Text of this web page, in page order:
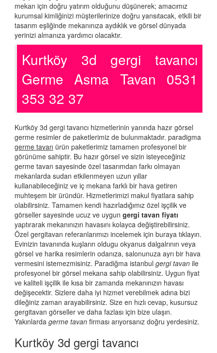
mekan için doğru yatırım olduğunu düşünerek; amacımız
kurumsal kimliğinizi müşterilerinize doğru yansıtacak, etkili bir
tasarım eşliğinde mekanınıza aydıklık ve görsel dünyada
yerinizi almanıza yardımcı olacaktır.
Kurtköy 3d gergi tavancı
Germe Asma Tavan 0531
353 32 37
Kurtköy 3d gergi tavancı hizmetlerinin yanında hazır görsel
germe resimler de paketlerimiz de bulunmaktadır. paradigma
germe tavan ürün paketlerimiz tamamen profesyonel bir
görünüme sahiptir. Bu hazır görsel ve sizin isteyeceğiniz
germe tavan sayesinde özel tasarımdan farkı olmayan
mekanlarda sudan etkilenmeyen uzun yıllar
kullanabileceğiniz ve iç mekana farklı bir hava getiren
muhteşem bir üründür. Hizmetlerimizi makul fiyatlara sahip
olabilirsiniz. Tamamen kendi hazırladığımız özel işçilik ve
görseller sayesinde ucuz ve uygun gergi tavan fiyatı
yaptırarak mekanınızın havasını kolayca değiştirebilirsiniz.
Özel gergitavan referanlarımızı incelemek için buraya tıklayın.
Evinizin tavanında kuşların oldugu okyanus dalgalrının veya
görsel ve harika resimlerin odanıza, salonunuza ayrı bir hava
vermesini istemezmisiniz. Paradiğma istanbul gergi tavan ile
profesyonel bir görsel mekana sahip olabilirsiniz. Uygun fiyat
ve kaliteli işçilik ile kısa bir zamanda mekanınızın havası
değişecektir. Sizlere daha iyi hizmet verebilmek adına bizi
dileğiniz zaman arayabilirsiniz. Size en hızlı cevap, kusursuz
gergitavan görseller ve daha fazlası için bize ulaşın.
Yakınlarda germe tavan firması arıyorsanız doğru yerdesiniz.
Kurtköy 3d gergi tavancı